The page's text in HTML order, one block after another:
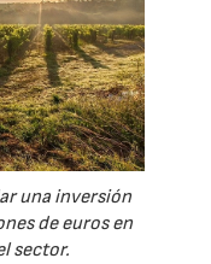
una inversión
de euros en
sector.